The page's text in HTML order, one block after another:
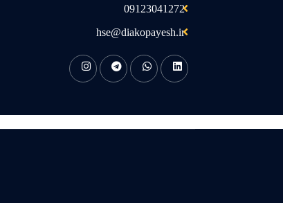
09123041272
hse@diakopayesh.ir